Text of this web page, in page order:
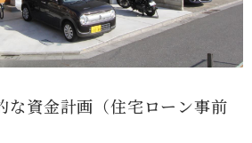
な資金計画（住宅ローン事前